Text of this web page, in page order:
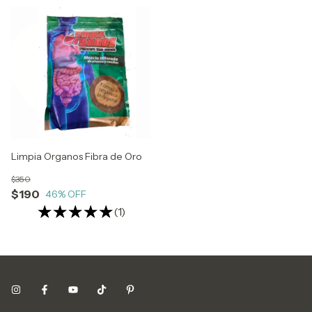
Limpia Organos Fibra de Oro
$190
$350
46% OFF
(1)